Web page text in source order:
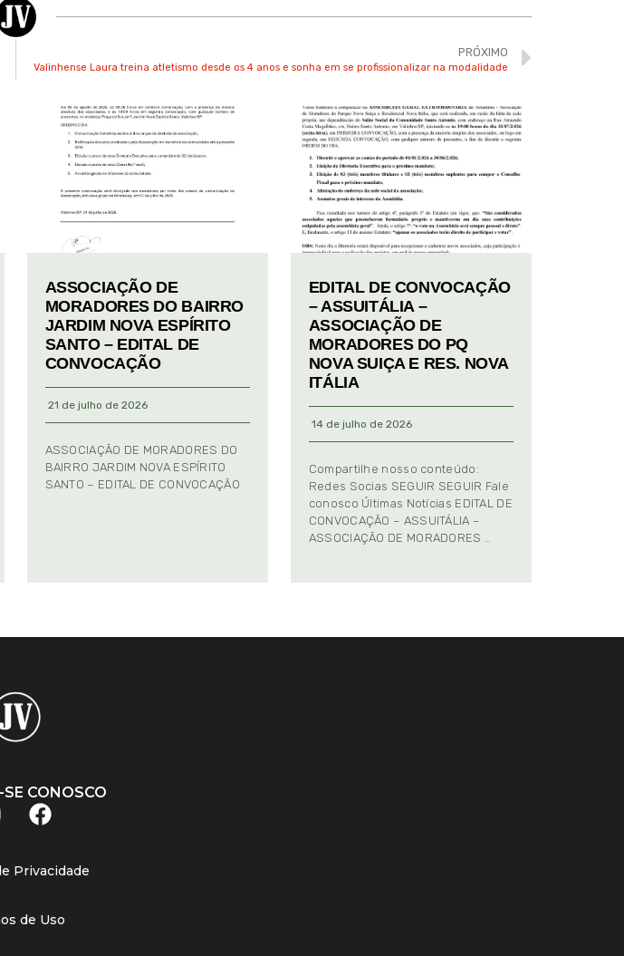
PRÓXIMO
Valinhense Laura treina atletismo desde os 4 anos e sonha em se profissionalizar na modalidade
ASSOCIAÇÃO DE
MORADORES DO BAIRRO
JARDIM NOVA ESPÍRITO
SANTO – EDITAL DE
CONVOCAÇÃO
21 de julho de 2026
ASSOCIAÇÃO DE MORADORES DO
BAIRRO JARDIM NOVA ESPÍRITO
SANTO – EDITAL DE CONVOCAÇÃO
EDITAL DE CONVOCAÇÃO
– ASSUITÁLIA –
ASSOCIAÇÃO DE
MORADORES DO PQ
NOVA SUIÇA E RES. NOVA
ITÁLIA
14 de julho de 2026
Compartilhe nosso conteúdo:
Redes Socias SEGUIR SEGUIR Fale
conosco Últimas Notícias EDITAL DE
CONVOCAÇÃO – ASSUITÁLIA –
ASSOCIAÇÃO DE MORADORES …
CONOSCO
Privacidade
de Uso